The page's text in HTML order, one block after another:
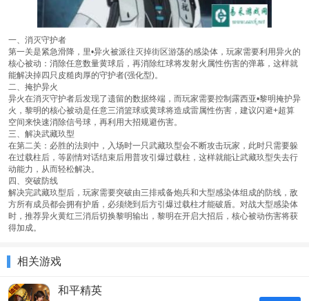
一、消灭守护者
第一关是紧急滑降，里•异火被派往灭掉街区游荡的感染体，玩家需要利用异火的
核心被动：消除任意数量黄球后，再消除红球将发射火属性伤害的弹幕，这样就
能解决掉四只皮糙肉厚的守护者(强化型)。
二、掩护异火
异火在消灭守护者后发现了遗留的数据终端，而玩家需要控制露西亚•黎明掩护异
火，黎明的核心被动是任意三消篮球或黄球将造成雷属性伤害，建议闪避+超算
空间来快速消除信号球，再利用大招规避伤害。
三、解决武藏玖型
在第二关：必胜的法则中，入场时一只武藏玖型会不断攻击玩家，此时只需要躲
在过载柱后，等剧情对话结束后用普攻引爆过载柱，这样就能让武藏玖型失去行
动能力，从而轻松解决。
四、突破防线
解决完武藏玖型后，玩家需要突破由三排戒备炮兵和大型感染体组成的防线，敌
方所有成员都会拥有护盾，必须绕到后方引爆过载柱才能破盾。对战大型感染体
时，推荐异火黄红三消后切换黎明输出，黎明在开启大招后，核心被动伤害将获
得加成。
相关游戏
和平精英